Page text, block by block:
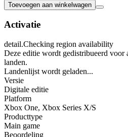
Toevoegen aan winkelwagen
Activatie
detail.Checking region availability
Deze editie wordt gedistribueerd voor
landen.
Landenlijst wordt geladen...
Versie
Digitale editie
Platform
Xbox One, Xbox Series X/S
Producttype
Main game
Beoordeling